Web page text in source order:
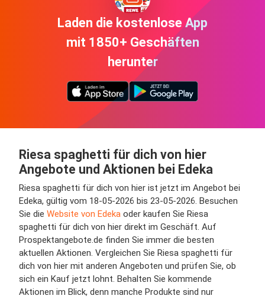
Laden die kostenlose App
mit 1850+ Geschäften
herunter
Riesa spaghetti für dich von hier
Angebote und Aktionen bei Edeka
Riesa spaghetti für dich von hier ist jetzt im Angebot bei
Edeka, gültig vom 18-05-2026 bis 23-05-2026. Besuchen
Sie die Website von Edeka oder kaufen Sie Riesa
spaghetti für dich von hier direkt im Geschäft. Auf
Prospektangebote.de finden Sie immer die besten
aktuellen Aktionen. Vergleichen Sie Riesa spaghetti für
dich von hier mit anderen Angeboten und prüfen Sie, ob
sich ein Kauf jetzt lohnt. Behalten Sie kommende
Aktionen im Blick, denn manche Produkte sind nur